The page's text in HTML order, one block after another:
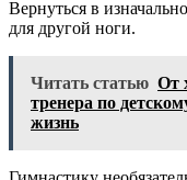
Вернуться в
для другой ноги.
Читать статью От
тренера по
жизнь